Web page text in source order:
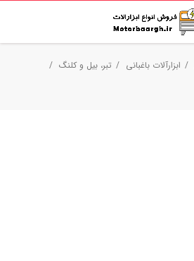
ابزارآلات باغبانی
تبر، بیل و کلنگ